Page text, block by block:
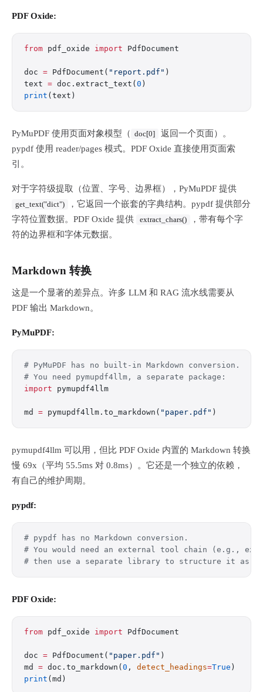
PDF Oxide:
from pdf_oxide import PdfDocument
doc = PdfDocument( "report.pdf" )
text = doc.extract_text( 0 )
print (text)
PyMuPDF 使用页面对象模型（ doc[0]
返回一个页面）。
pypdf 使用 reader/pages 模式。PDF Oxide 直接使用页面索
引。
对于字符级提取（位置、字号、边界框），PyMuPDF 提供
get_text("dict")
，它返回一个嵌套的字典结构。pypdf 提供部分
字符位置数据。PDF Oxide 提供
extract_chars()
，带有每个字
符的边界框和字体元数据。
Markdown 转换
这是一个显著的差异点。许多 LLM 和 RAG 流水线需要从
PDF 输出 Markdown。
PyMuPDF:
# PyMuPDF has no built-in Markdown conversion.
# You need pymupdf4llm, a separate package:
import pymupdf4llm
md = pymupdf4llm.to_markdown( "paper.pdf" )
pymupdf4llm 可以用，但比 PDF Oxide 内置的 Markdown 转换
慢 69x（平均 55.5ms 对 0.8ms）。它还是一个独立的依赖，
有自己的维护周期。
pypdf:
# pypdf has no Markdown conversion.
# You would need an external tool chain (e.g.,
# then use a separate library to structure it as
PDF Oxide:
from pdf_oxide import PdfDocument
doc = PdfDocument( "paper.pdf" )
md = doc.to_markdown( 0 , detect_headings=True )
print (md)